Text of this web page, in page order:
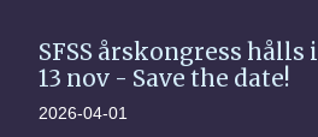
SFSS årskongress
13 nov - Save the date!
2026-04-01